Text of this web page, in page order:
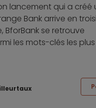
lancement qui a créé
Bank arrive en
BforBank se retrouve
les mots-clés les plus